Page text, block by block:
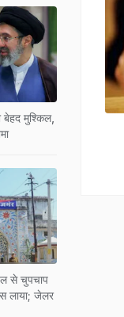
बेहद मुश्किल,
से चुपचाप
लाया; जेलर